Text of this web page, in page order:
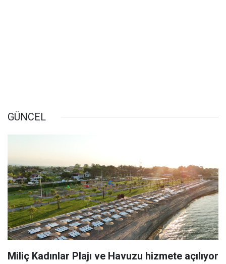
GÜNCEL
Miliç Kadınlar Plajı ve Havuzu hizmete açılıyor